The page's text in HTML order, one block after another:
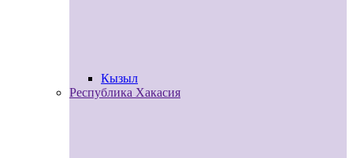
Кызыл
Республика Хакасия